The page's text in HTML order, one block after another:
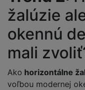
žalúzie
okennú
mali
Ako horizontálne
voľbou modernej